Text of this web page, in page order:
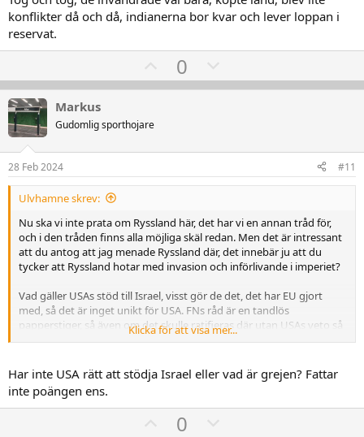
konflikter då och då, indianerna bor kvar och lever loppan i
reservat.
U
p
e
0
o
o
t
Markus
Gudomlig sporthojare
28 Feb 2024 #11
Ulvhamne skrev:
Nu ska vi inte prata om Ryssland här, det har vi en annan tråd för,
och i den tråden finns alla möjliga skäl redan. Men det är intressant
att du antog att jag menade Ryssland där, det innebär ju att du
tycker att Ryssland hotar med invasion och införlivande i imperiet?
Vad gäller USAs stöd till Israel, visst gör de det, det har EU gjort
med, så det är inget unikt för USA. FNs råd är en tandlös
papperstiger, så även om det skulle ratifieras där utan USAs veto så
Klicka för att visa mer...
Har inte USA rätt att stödja Israel eller vad är grejen? Fattar
inte poängen ens.
U0